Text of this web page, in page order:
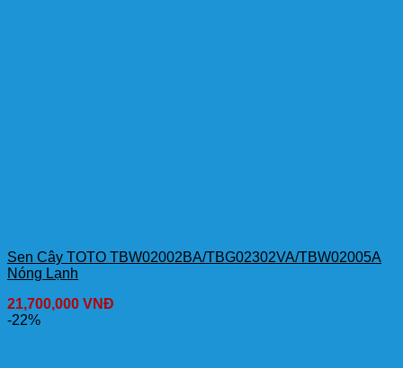
Sen Cây TOTO TBW02002BA/TBG02302VA/TBW02005A
Nóng Lạnh
21,700,000 VNĐ
-22%